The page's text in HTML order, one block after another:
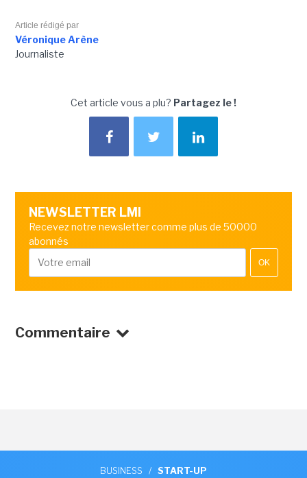
Article rédigé par
Véronique Arène
Journaliste
Cet article vous a plu? Partagez le !
NEWSLETTER LMI
Recevez notre newsletter comme plus de 50000
abonnés
OK
Commentaire
BUSINESS / START-UP